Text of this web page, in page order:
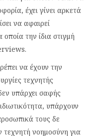
έχει γίνει αρκετά
να αφαιρεί
την ίδια στιγμή
να έχουν την
τεχνητής
υπάρχει σαφής
υπάρχουν
τους δε
νοημοσύνη για